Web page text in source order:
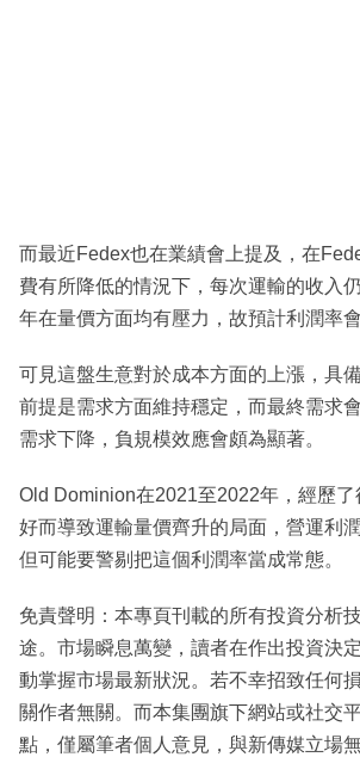
而最近Fedex也在業績會上提及，在
費有所降低的情況下，每次運輸的收入
年在量價方面均有壓力，故預計利潤率
可見這盤生意對於成本方面的上漲，具
前提是需求方面維持穩定，而最終需求
需求下降，負規模效應會頗為顯著。
Old Dominion在2021至2022年，經歷了
好而導致運輸量價齊升的局面，營運利
但可能要警剔把這個利潤率當成常態。
免責聲明：本專頁刊載的所有投資分析
途。市場瞬息萬變，讀者在作出投資決
動掌握市場最新狀況。若不幸招致任何
關作者無關。而本集團旗下網站或社交
點，僅屬筆者個人意見，與新傳媒立場